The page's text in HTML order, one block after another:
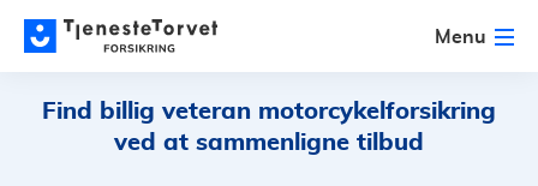
Menu
Find billig veteran motorcykelforsikring
ved at sammenligne tilbud